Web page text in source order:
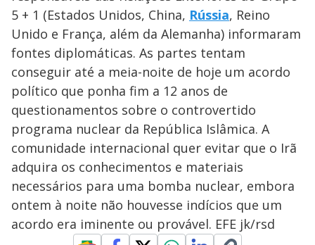
5 + 1 (Estados Unidos, China, Rússia, Reino
Unido e França, além da Alemanha) informaram
fontes diplomáticas. As partes tentam
conseguir até a meia-noite de hoje um acordo
político que ponha fim a 12 anos de
questionamentos sobre o controvertido
programa nuclear da República Islâmica. A
comunidade internacional quer evitar que o Irã
adquira os conhecimentos e materiais
necessários para uma bomba nuclear, embora
ontem à noite não houvesse indícios que um
acordo era iminente ou provável. EFE jk/rsd